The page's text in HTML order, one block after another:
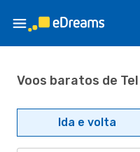
Voos baratos de
Ida e volta